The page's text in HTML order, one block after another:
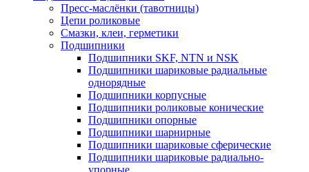
Пресс-маслёнки (тавотницы)
Цепи роликовые
Смазки, клеи, герметики
Подшипники
Подшипники SKF, NTN и NSK
Подшипники шариковые радиальные
однорядные
Подшипники корпусные
Подшипники роликовые конические
Подшипники опорные
Подшипники шарнирные
Подшипники шариковые сферические
Подшипники шариковые радиально-
упорные